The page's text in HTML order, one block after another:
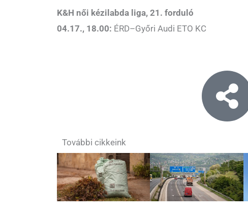
K&H női kézilabda liga, 21. forduló
04.17., 18.00: ÉRD–Győri Audi ETO KC
További cikkeink